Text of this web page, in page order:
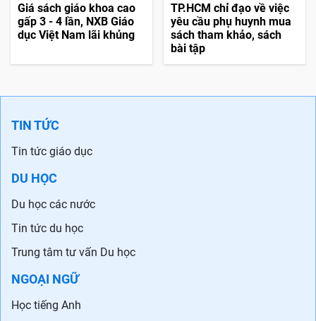
Giá sách giáo khoa cao
gấp 3 - 4 lần, NXB Giáo
dục Việt Nam lãi khủng
TP.HCM chỉ đạo về việc
yêu cầu phụ huynh mua
sách tham khảo, sách
bài tập
TIN TỨC
Tin tức giáo dục
DU HỌC
Du học các nước
Tin tức du học
Trung tâm tư vấn Du học
NGOẠI NGỮ
Học tiếng Anh